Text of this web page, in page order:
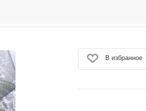
В избранное